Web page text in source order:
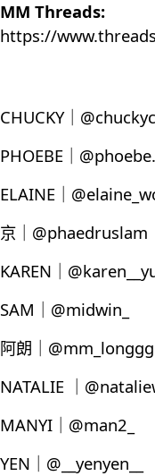
MM Threads:
https://
CHUCKY｜
PHOEBE｜
ELAINE｜
京｜@phaedruslam
KAREN｜
SAM｜@midwin_
阿朗｜@mm_longgg
NATALIE ｜
MANYI｜@man2_
YEN｜@__yenyen__